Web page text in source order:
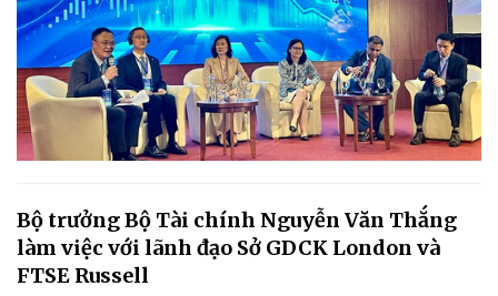
Bộ trưởng Bộ Tài chính Nguyễn Văn Thắng
làm việc với lãnh đạo Sở GDCK London và
FTSE Russell